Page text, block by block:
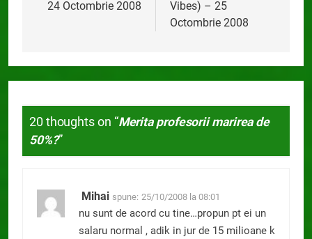
24 Octombrie 2008
Vibes) – 25
Octombrie 2008
20 thoughts on “Merita profesorii marirea de
50%?”
Mihai spune: 25/10/2008 la 08:01
nu sunt de acord cu tine…propun pt ei un
salaru normal , adik in jur de 15 milioane k